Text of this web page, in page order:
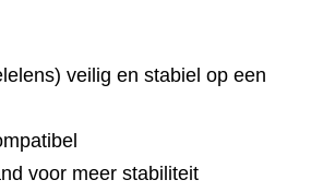
veilig en stabiel op een
voor meer stabiliteit